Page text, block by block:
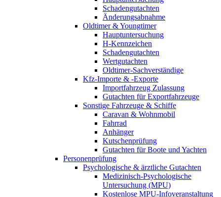
Schadengutachten
Änderungsabnahme
Oldtimer & Youngtimer
Hauptuntersuchung
H-Kennzeichen
Schadengutachten
Wertgutachten
Oldtimer-Sachverständige
Kfz-Importe & -Exporte
Importfahrzeug Zulassung
Gutachten für Exportfahrzeuge
Sonstige Fahrzeuge & Schiffe
Caravan & Wohnmobil
Fahrrad
Anhänger
Kutschenprüfung
Gutachten für Boote und Yachten
Personenprüfung
Psychologische & ärztliche Gutachten
Medizinisch-Psychologische
Untersuchung (MPU)
Kostenlose MPU-Infoveranstaltung